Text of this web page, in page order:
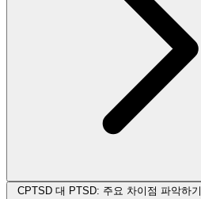
CPTSD 대 PTSD: 주요 차이점 파악하기